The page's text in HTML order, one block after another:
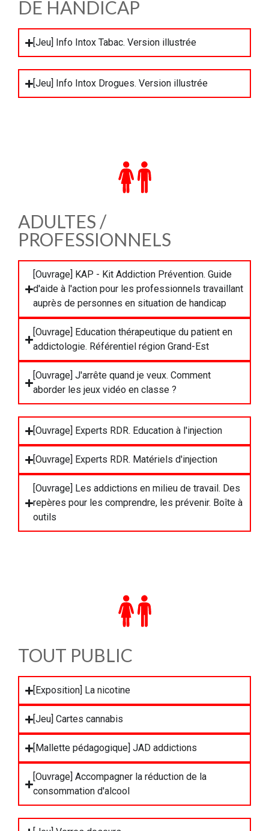
DE HANDICAP
[Jeu] Info Intox Tabac. Version illustrée
[Jeu] Info Intox Drogues. Version illustrée
ADULTES /
PROFESSIONNELS
[Ouvrage] KAP - Kit Addiction Prévention. Guide
d'aide à l'action pour les professionnels travaillant
auprès de personnes en situation de handicap
[Ouvrage] Education thérapeutique du patient en
addictologie. Référentiel région Grand-Est
[Ouvrage] J'arrête quand je veux. Comment
aborder les jeux vidéo en classe ?
[Ouvrage] Experts RDR. Education à l'injection
[Ouvrage] Experts RDR. Matériels d'injection
[Ouvrage] Les addictions en milieu de travail. Des
repères pour les comprendre, les prévenir. Boîte à
outils
TOUT PUBLIC
[Exposition] La nicotine
[Jeu] Cartes cannabis
[Mallette pédagogique] JAD addictions
[Ouvrage] Accompagner la réduction de la
consommation d'alcool